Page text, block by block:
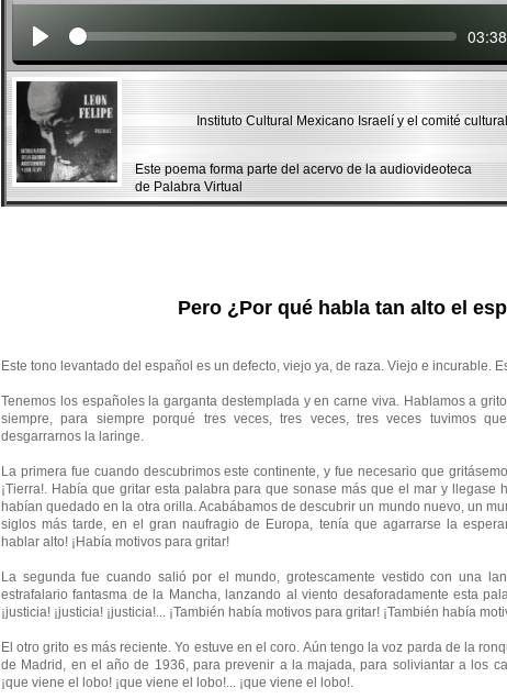
Seek 03:38
Instituto Cultural Mexicano Israelí y el comité
Este poema forma parte del acervo de la audiovideoteca
de Palabra Virtual
Pero ¿Por qué habla tan alto el
Este tono levantado del español es un defecto, viejo ya, de raza. Viejo e incurable.
Tenemos los españoles la garganta destemplada y en carne viva. Hablamos a
siempre, para siempre porqué tres veces, tres veces, tres veces tuvimos
desgarrarnos la laringe.
La primera fue cuando descubrimos este continente, y fue necesario que
¡Tierra!. Había que gritar esta palabra para que sonase más que el mar y llegase
habían quedado en la otra orilla. Acabábamos de descubrir un mundo nuevo, un
siglos más tarde, en el gran naufragio de Europa, tenía que agarrarse la
hablar alto! ¡Había motivos para gritar!
La segunda fue cuando salió por el mundo, grotescamente vestido con una
estrafalario fantasma de la Mancha, lanzando al viento desaforadamente esta
¡justicia! ¡justicia! ¡justicia!... ¡También había motivos para gritar! ¡También había
El otro grito es más reciente. Yo estuve en el coro. Aún tengo la voz parda de la
de Madrid, en el año de 1936, para prevenir a la majada, para soliviantar a los
¡que viene el lobo! ¡que viene el lobo!... ¡que viene el lobo!.